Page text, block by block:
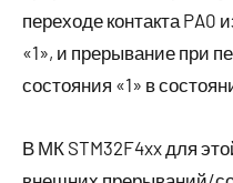
переходе контакта PA0
«1», и прерывание при
состояния «1» в
В МК STM32F4xx для